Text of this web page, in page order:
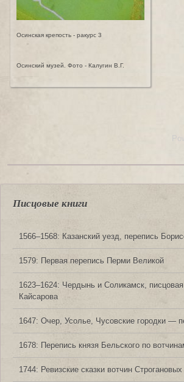
Осинская крепость - ракурс 3
Осинский музей. Фото - Калугин В.Г.
Писцовые книги
1566‒1568: Казанский уезд, перепись
1579: Первая перепись Перми Великой
1623‒1624: Чердынь и Соликамск, писцовая
Кайсарова
1647: Очер, Усолье, Чусовские городки —
1678: Перепись князя Бельского по
1744: Ревизские сказки вотчин Строгановых